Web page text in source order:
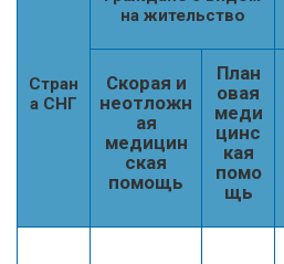
Стран
а СНГ
на жительство
Скорая и
неотложн
ая
медицин
ская
помощь
План
овая
меди
цинс
кая
помо
щь